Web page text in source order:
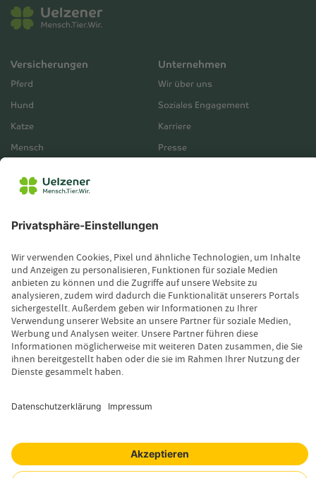
Versicherungen
Pferd
Hund
Katze
Mensch
Unternehmen
Wir über uns
Soziales Engagement
Karriere
Presse
Servicebereich
Leistungsfall melden
Produktinformationen anfordern
Wissenswertes
Magazin
Newsletter-Anmeldung
Sitemap
Datenschutz
Impressum
Cookie-Einstellungen